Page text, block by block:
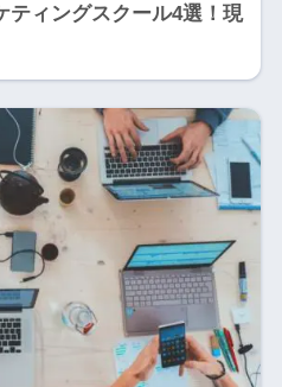
ティングスクール4選！現